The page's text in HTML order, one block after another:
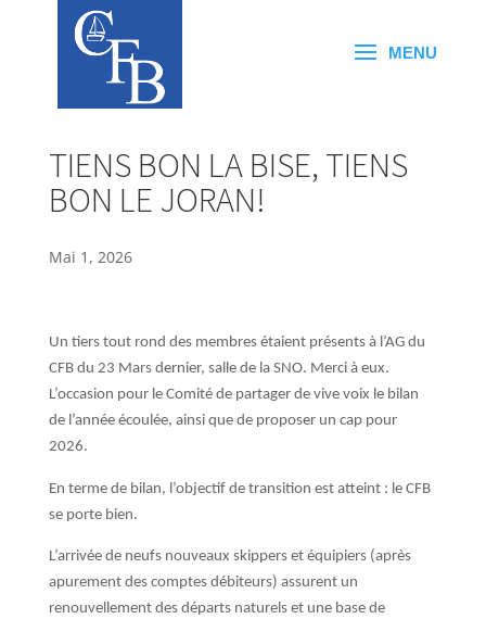
TIENS BON LA BISE, TIENS
BON LE JORAN!
Mai 1, 2026
Un tiers tout rond des membres étaient présents à l’AG du
CFB du 23 Mars dernier, salle de la SNO. Merci à eux.
L’occasion pour le Comité de partager de vive voix le bilan
de l’année écoulée, ainsi que de proposer un cap pour
2026.
En terme de bilan, l’objectif de transition est atteint : le CFB
se porte bien.
L’arrivée de neufs nouveaux skippers et équipiers (après
apurement des comptes débiteurs) assurent un
renouvellement des départs naturels et une base de